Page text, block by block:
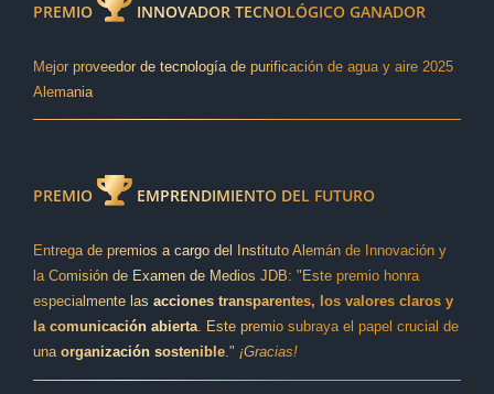
PREMIO INNOVADOR TECNOLÓGICO GANADOR
Mejor proveedor de tecnología de purificación de agua y aire 2025
Alemania
PREMIO EMPRENDIMIENTO DEL FUTURO
Entrega de premios a cargo del Instituto Alemán de Innovación y
la Comisión de Examen de Medios JDB: "Este premio honra
especialmente las acciones transparentes, los valores claros y
la comunicación abierta. Este premio subraya el papel crucial de
una organización sostenible." ¡Gracias!